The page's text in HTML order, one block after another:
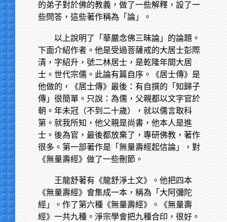
的弟子對於佛的教義，做了一些解釋，設了一
些問答，這些著作稱為「論」。
以上說明了「華嚴念佛三昧論」的論題。
下面介紹作者。他是受過菩薩戒的大居士彭際
清，字紹升，號二林居士，是乾隆年間大居
士。世代宗儒。此論有篇自序。《居士傳》是
他做的，《居士傳》最後：有自撰的「知歸子
傳」很簡單。只說：為儒，父親都以文字官於
朝。年未冠（不到二十歲），就以儒言取科
第。就我所知，他父親是尚書，他本人是進
士。後為官，最後都放棄了，專研佛教，著作
很多。第一部著作是「無量壽經起信論」，對
《無量壽經》做了一些刪節。
王龍舒著有《龍舒淨土文》。他把四本
《無量壽經》會集成一本，稱為「大阿彌陀
經」。作了第六種《無量壽經》。《無量壽
經》一共九種。淨宗學會把九種合印，很好。